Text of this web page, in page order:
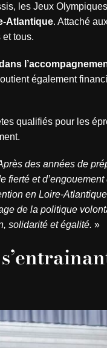
les Jeux
Atlantique. Attaché
tous.
également
qualifiés pour les
des années de
fierté et
en Loire-
de la politique
solidarité et égalité. »